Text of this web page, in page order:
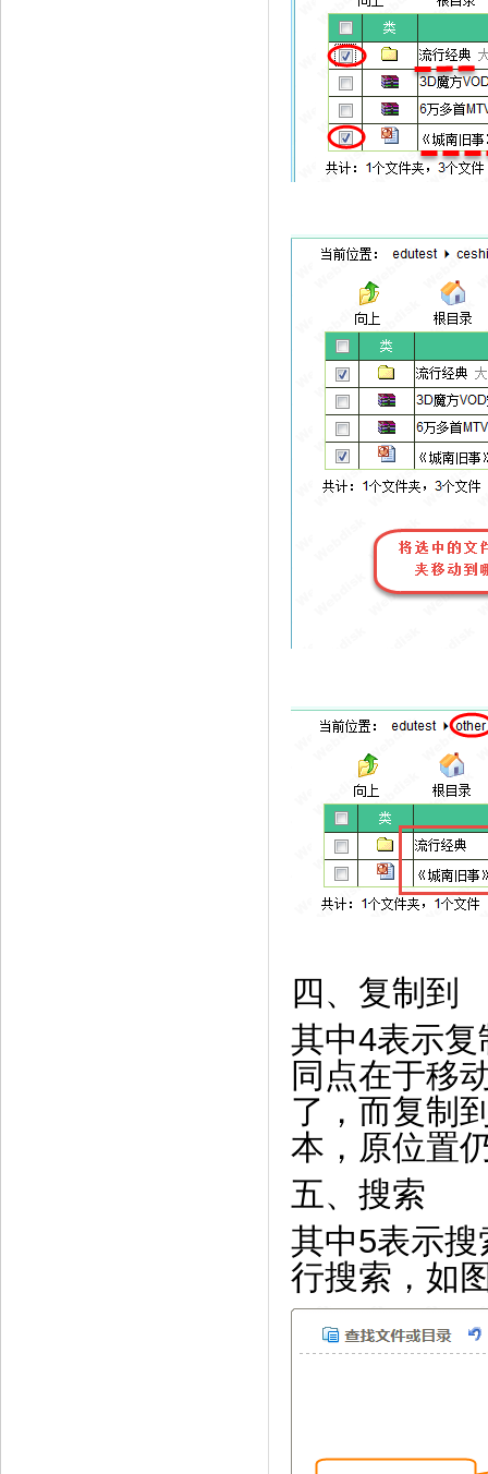
四、复制到
其中4表示
同点在于移
了，而复制
本，原位置
五、搜索
其中5表示
行搜索，如